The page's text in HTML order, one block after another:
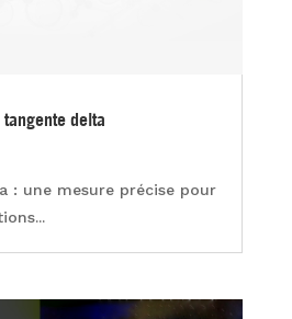
tangente delta
: une mesure précise pour